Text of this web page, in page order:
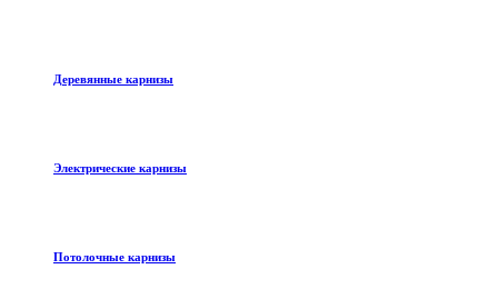
Деревянные карнизы
Электрические карнизы
Потолочные карнизы